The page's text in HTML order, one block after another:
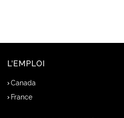
L'EMPLOI
Canada
France